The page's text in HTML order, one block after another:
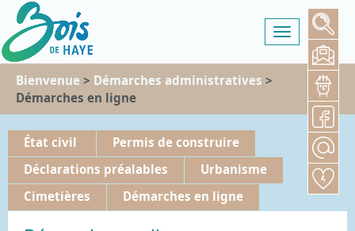
Toggle
navigation
Bienvenue > Démarches administratives >
Démarches en ligne
État civil
Permis de construire
Déclarations préalables
Urbanisme
Cimetières
Démarches en ligne